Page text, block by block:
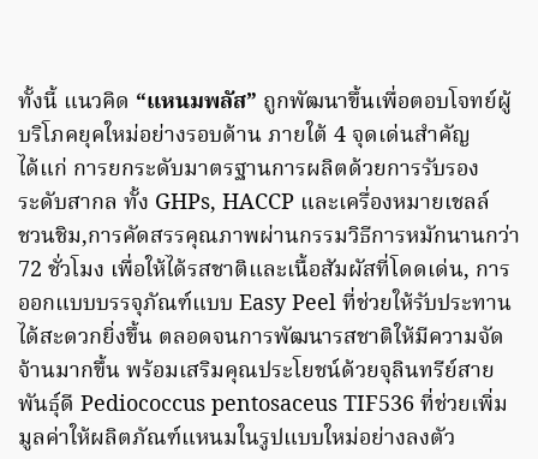
ทั้งนี้ แนวคิด “แหนมพลัส” ถูกพัฒนาขึ้นเพื่อตอบโจทย์ผู้
บริโภคยุคใหม่อย่างรอบด้าน ภายใต้ 4 จุดเด่นสำคัญ
ได้แก่ การยกระดับมาตรฐานการผลิตด้วยการรับรอง
ระดับสากล ทั้ง GHPs, HACCP และเครื่องหมายเชลล์
ชวนชิม,การคัดสรรคุณภาพผ่านกรรมวิธีการหมักนานกว่า
72 ชั่วโมง เพื่อให้ได้รสชาติและเนื้อสัมผัสที่โดดเด่น, การ
ออกแบบบรรจุภัณฑ์แบบ Easy Peel ที่ช่วยให้รับประทาน
ได้สะดวกยิ่งขึ้น ตลอดจนการพัฒนารสชาติให้มีความจัด
จ้านมากขึ้น พร้อมเสริมคุณประโยชน์ด้วยจุลินทรีย์สาย
พันธุ์ดี Pediococcus pentosaceus TIF536 ที่ช่วยเพิ่ม
มูลค่าให้ผลิตภัณฑ์แหนมในรูปแบบใหม่อย่างลงตัว